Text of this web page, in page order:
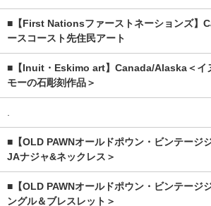
■【First Nationsファーストネーションズ】
ースコースト先住民アート
■【Inuit・Eskimo art】Canada/Alaska＜イ
モーの石彫刻作品＞
■【OLD PAWNオールドポウン・ビンテージ
JAナジャ&ネックレス＞
■【OLD PAWNオールドポウン・ビンテージ
ングル＆ブレスレット＞